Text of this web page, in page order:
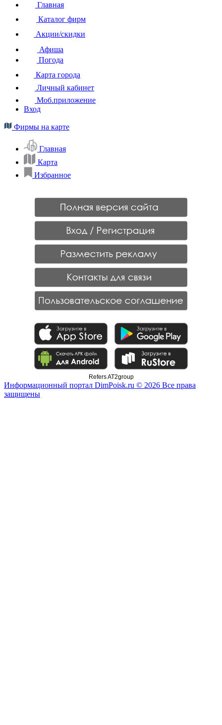
Главная
Каталог фирм
Акции/скидки
Афиша
Погода
Карта города
Личный кабинет
Моб.приложение
Вход
Фирмы на карте
Главная
Карта
Избранное
Refers AT2group
Информационный портал DimPoisk.ru © 2026 Все права
защищены